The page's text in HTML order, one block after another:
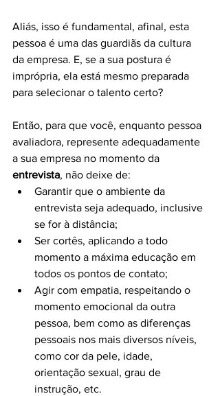
Aliás, isso é fundamental, afinal, esta
pessoa é uma das guardiãs da cultura
da empresa. E, se a sua postura é
imprópria, ela está mesmo preparada
para selecionar o talento certo?
Então, para que você, enquanto pessoa
avaliadora, represente adequadamente
a sua empresa no momento da
entrevista, não deixe de:
Garantir que o ambiente da
entrevista seja adequado, inclusive
se for à distância;
Ser cortês, aplicando a todo
momento a máxima educação em
todos os pontos de contato;
Agir com empatia, respeitando o
momento emocional da outra
pessoa, bem como as diferenças
pessoais nos mais diversos níveis,
como cor da pele, idade,
orientação sexual, grau de
instrução, etc.